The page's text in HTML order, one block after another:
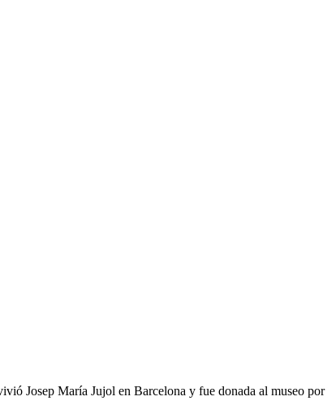
Josep María Jujol en Barcelona y fue donada al museo por